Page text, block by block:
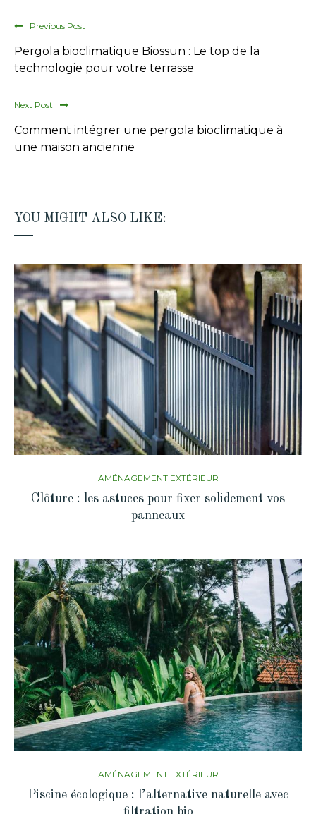
Previous Post
Pergola bioclimatique Biossun : Le top de la
technologie pour votre terrasse
Next Post
Comment intégrer une pergola bioclimatique à
une maison ancienne
YOU MIGHT ALSO LIKE:
AMÉNAGEMENT EXTÉRIEUR
Clôture : les astuces pour fixer solidement vos
panneaux
AMÉNAGEMENT EXTÉRIEUR
Piscine écologique : l’alternative naturelle avec